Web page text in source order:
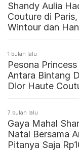
Shandy Aulia
Couture di
Wintour dan
1 bulan lalu
Pesona
Antara Bintang
Dior Haute
7 bulan lalu
Gaya Mahal
Natal Bersama
Pitanya Saja